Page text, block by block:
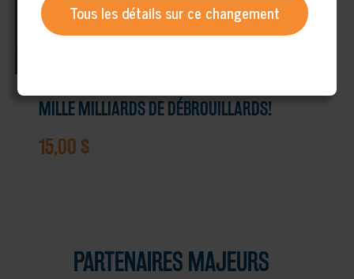
MILLE MILLIARDS DE DÉBROUILLARDS!
15,00 $
PARTENAIRES MAJEURS
Tous les détails sur ce changement